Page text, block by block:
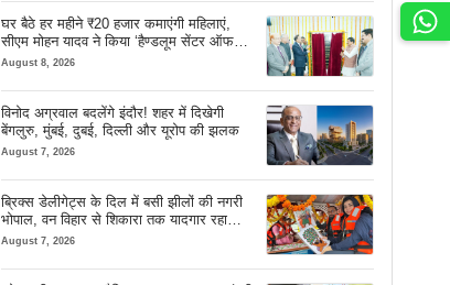
घर बैठे हर महीने ₹20 हजार कमाएंगी महिलाएं,
सीएम मोहन यादव ने किया ‘हैण्डलूम सेंटर ऑफ
एक्सीलेंस’ का शुभारंभ
August 8, 2026
विनोद अग्रवाल बदलेंगे इंदौर! शहर में दिखेगी
बेंगलुरु, मुंबई, दुबई, दिल्ली और यूरोप की झलक
August 7, 2026
ब्रिक्स डेलीगेट्स के दिल में बसी झीलों की नगरी
भोपाल, वन विहार से शिकारा तक यादगार रहा
सफर
August 7, 2026